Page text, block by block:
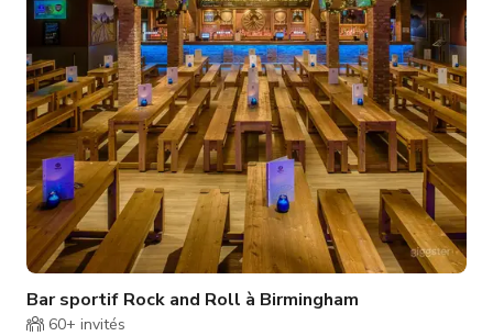
Bar sportif Rock and Roll à Birmingham
60+ invités